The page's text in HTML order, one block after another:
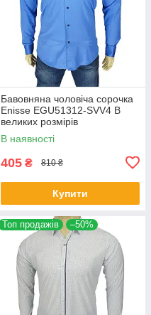
Бавовняна чоловіча сорочка
Еnisse EGU51312-SVV4 B
великих розмірів
В наявності
405 ₴ 810 ₴
Купити
Топ продажів –50%